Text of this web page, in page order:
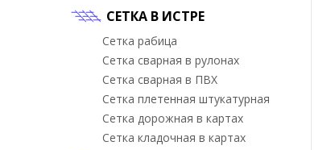
СЕТКА В ИСТРЕ
Сетка рабица
Сетка сварная в рулонах
Сетка сварная в ПВХ
Сетка плетенная штукатурная
Сетка дорожная в картах
Сетка кладочная в картах